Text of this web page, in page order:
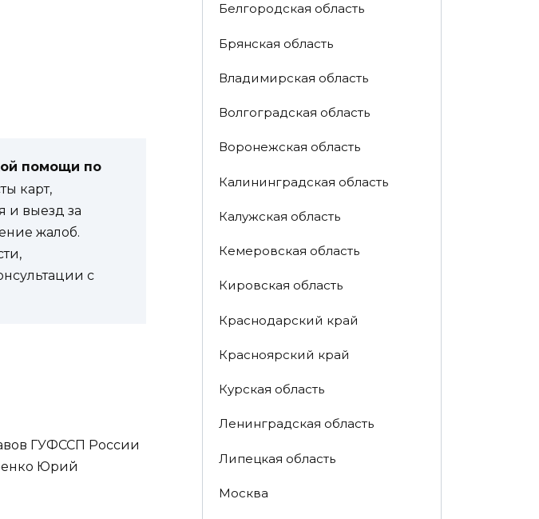
помощи по
карт,
и выезд за
жалоб.
с
ГУФССП России
Юрий
Белгородская область
Брянская область
Владимирская область
Волгоградская область
Воронежская область
Калининградская область
Калужская область
Кемеровская область
Кировская область
Краснодарский край
Красноярский край
Курская область
Ленинградская область
Липецкая область
Москва